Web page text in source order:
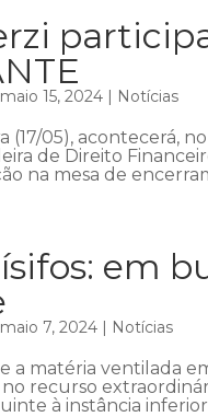
maio 15, 2024 | Notícias
(17/05), acontecerá,
de Direito
na mesa de
em
maio 7, 2024 | Notícias
a matéria ventilada
recurso
à instância